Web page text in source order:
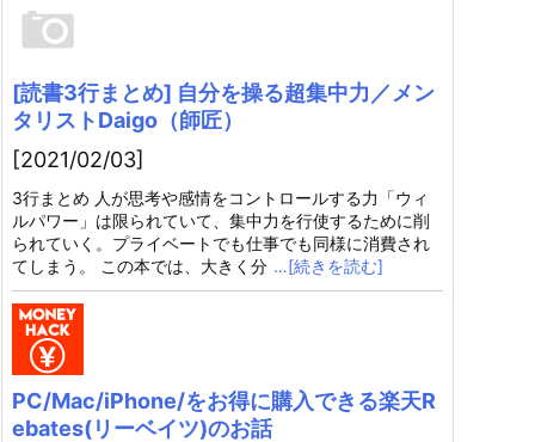
[読書3行まとめ] 自分を操る超集中力／メン
タリストDaigo（師匠）
[2021/02/03]
3行まとめ 人が思考や感情をコントロールする力「ウィ
ルパワー」は限られていて、集中力を行使するために削
られていく。プライベートでも仕事でも同様に消費され
てしまう。 この本では、大きく分 …[続きを読む]
PC/Mac/iPhone/をお得に購入できる楽天R
ebates(リーベイツ)のお話